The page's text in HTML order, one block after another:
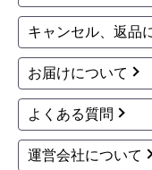
キャンセル、返品
お届けについて
よくある質問
運営会社について